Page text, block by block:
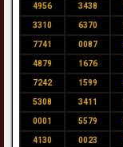
4956 3438
3310 6370
7741 0087
4879 1676
7242 1599
5308 3411
0001 5579
4130 0023